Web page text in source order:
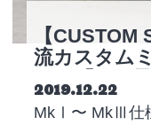
【
流カスタム
ョン「ぶっ
Posted on
2019.12.22
MkⅠ〜 MkⅢ仕